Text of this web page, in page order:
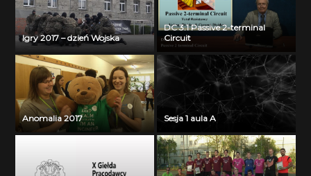
Igry 2017 – dzień Wojska
DC 3.1 Passive 2-terminal
Circuit
Anomalia 2017 Sesja 1 aula A